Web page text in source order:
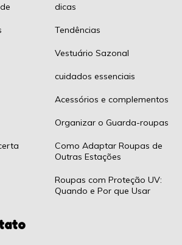
dicas
Tendências
Vestuário Sazonal
cuidados essenciais
Acessórios e complementos
Organizar o Guarda-roupas
Como Adaptar Roupas de
Outras Estações
Roupas com Proteção UV:
Quando e Por que Usar